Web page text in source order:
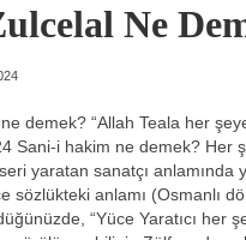
Ne
demek? “Allah Teala her
Sani-i hakim ne demek? Her
yaratan sanatçı anlamında
sözlükteki anlamı (Osmanlı
“Yüce Yaratıcı her